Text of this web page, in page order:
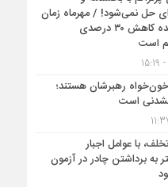
حل نمی‌شود! / مهرماه زمان
راستی‌آزمایی وعده کاهش ۳۰ درصدی
است
رهبرشان هستند؛
است
با عوامل اجبار
به برداشتن چادر در آزمون